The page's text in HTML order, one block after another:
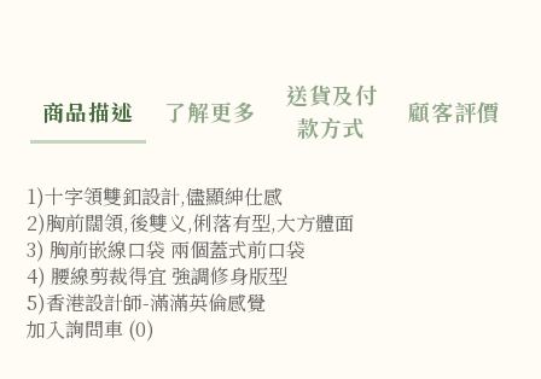
商品描述 了解更多
送貨及付
款方式
顧客評價
1)十字領雙釦設計,儘顯紳仕感
2)胸前闊領,後雙义,俐落有型,大方體面
3) 胸前嵌線口袋 兩個蓋式前口袋
4) 腰線剪裁得宜 強調修身版型
5)香港設計師-滿滿英倫感覺
加入詢問車 (0)